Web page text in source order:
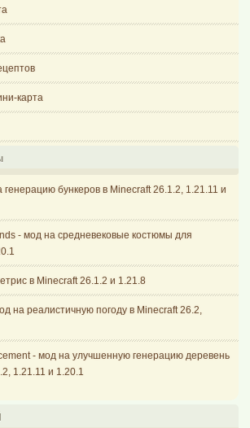
карта
бункеров в Minecraft 26.1.2, 1.21.11 и
- мод на средневековые костюмы для
в Minecraft 26.1.2 и 1.21.8
на реалистичную погоду в Minecraft 26.2,
- мод на улучшенную генерацию деревень
1.21.11 и 1.20.1